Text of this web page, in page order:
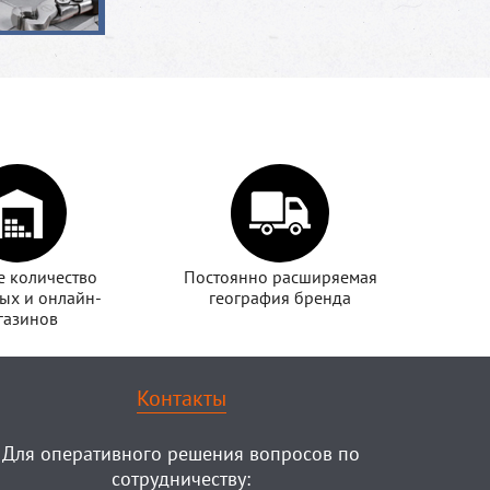
количество
и онлайн-
Постоянно расширяемая
география бренда
Контакты
Для оперативного решения вопросов по
сотрудничеству: